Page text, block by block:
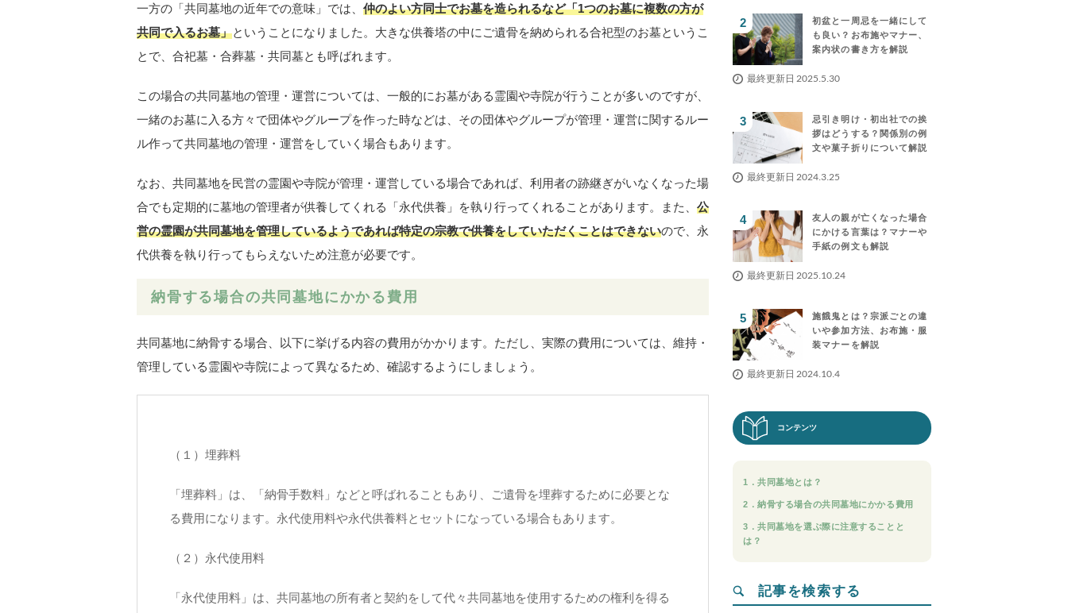
一方の「共同墓地の近年での意味」では、 仲のよい方同士でお墓を造られるなど「1つのお墓に複数の方が
共同で入るお墓」ということになりました。大きな供養塔の中にご遺骨を納められる合祀型のお墓というこ
とで、合祀墓・合葬墓・共同墓とも呼ばれます。
この場合の共同墓地の管理・運営については、一般的にお墓がある霊園や寺院が行うことが多いのですが、
一緒のお墓に入る方々で団体やグループを作った時などは、その団体やグループが管理・運営に関するルー
ル作って共同墓地の管理・運営をしていく場合もあります。
なお、共同墓地を民営の霊園や寺院が管理・運営している場合であれば、利用者の跡継ぎがいなくなった場
合でも定期的に墓地の管理者が供養してくれる「永代供養」を執り行ってくれることがあります。また、 公
営の霊園が共同墓地を管理しているようであれば特定の宗教で供養をしていただくことはできないので、永
代供養を執り行ってもらえないため注意が必要です。
納骨する場合の共同墓地にかかる費用
共同墓地に納骨する場合、以下に挙げる内容の費用がかかります。ただし、実際の費用については、維持・
管理している霊園や寺院によって異なるため、確認するようにしましょう。
（１）埋葬料
「埋葬料」は、「納骨手数料」などと呼ばれることもあり、ご遺骨を埋葬するために必要とな
る費用になります。永代使用料や永代供養料とセットになっている場合もあります。
（２）永代使用料
「永代使用料」は、共同墓地の所有者と契約をして代々共同墓地を使用するための権利を得る
初盆と一周忌を一緒にして
も良い？お布施やマナー、
案内状の書き方を解説
最終更新日 2025.5.30
忌引き明け・初出社での挨
拶はどうする？関係別の例
文や菓子折りについて解説
最終更新日 2024.3.25
友人の親が亡くなった場合
にかける言葉は？マナーや
手紙の例文も解説
最終更新日 2025.10.24
施餓鬼とは？宗派ごとの違
いや参加方法、お布施・服
装マナーを解説
最終更新日 2024.10.4
コンテンツ
1．共同墓地とは？
2．納骨する場合の共同墓地にかかる費用
3．共同墓地を選ぶ際に注意することと
は？
記事を検索する